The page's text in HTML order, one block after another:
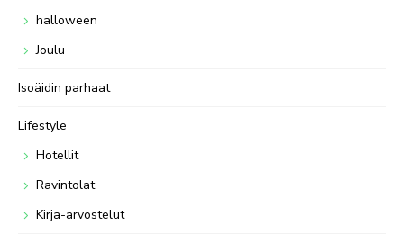
halloween
Joulu
Isoäidin parhaat
Lifestyle
Hotellit
Ravintolat
Kirja-arvostelut